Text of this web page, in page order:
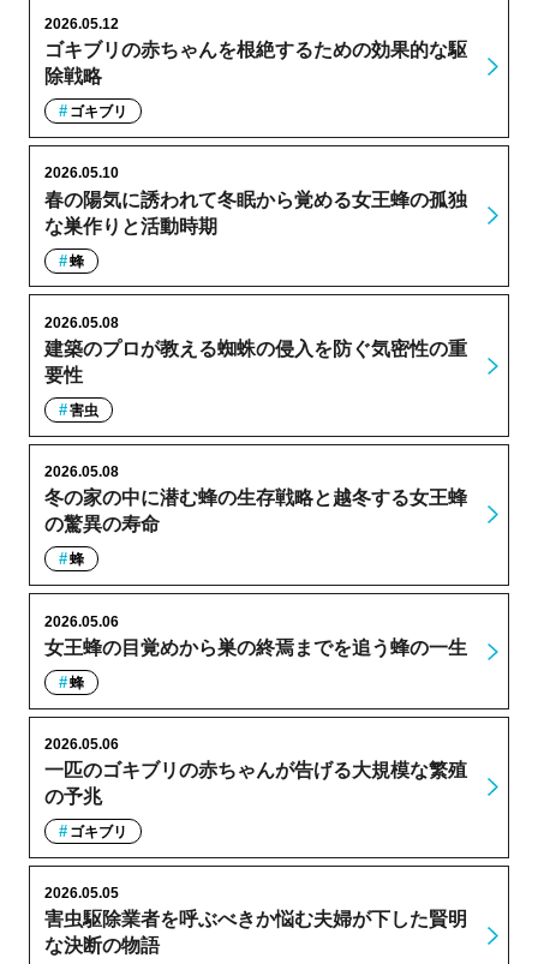
ゴキブリの赤ちゃんを根絶するための効果的な駆
除戦略
2026.05.12
ゴキブリ
春の陽気に誘われて冬眠から覚める女王蜂の孤独
な巣作りと活動時期
2026.05.10
蜂
建築のプロが教える蜘蛛の侵入を防ぐ気密性の重
要性
2026.05.08
害虫
冬の家の中に潜む蜂の生存戦略と越冬する女王蜂
の驚異の寿命
2026.05.08
蜂
女王蜂の目覚めから巣の終焉までを追う蜂の一生
2026.05.06
蜂
一匹のゴキブリの赤ちゃんが告げる大規模な繁殖
の予兆
2026.05.06
ゴキブリ
害虫駆除業者を呼ぶべきか悩む夫婦が下した賢明
な決断の物語
2026.05.05